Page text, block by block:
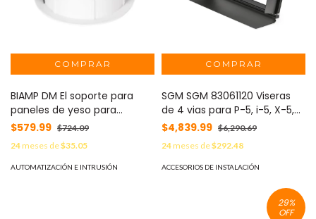
BIAMP DM El soporte para
paneles de yeso para
montar el transmisor Qt,
color blanco MOD: DM
$579.99 $724.09
24meses de$35.05
AUTOMATIZACIÓN E INTRUSIÓN
SGM SGM 83061120 Viseras
de 4 vias para P-5, i-5, X-5,
Q-7 MOD: 83061120
$4,839.99 $6,290.69
24meses de$292.48
ACCESORIOS DE INSTALACIÓN
29%
OFF